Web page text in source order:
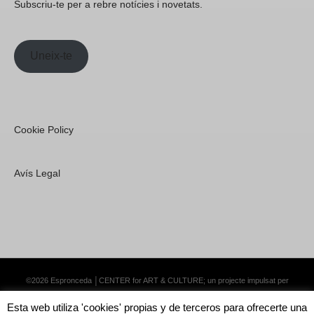
Subscriu-te per a rebre notícies i novetats.
Uneix-te
Cookie Policy
Avís Legal
©2026 Espronceda │CENTER for ART & CULTURE; un projecte impulsat per
Esta web utiliza 'cookies' propias y de terceros para ofrecerte una